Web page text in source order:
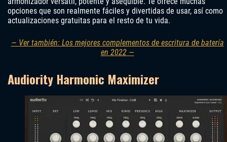
opciones que son realmente fáciles y divertidas de usar, así como
actualizaciones gratuitas para el resto de tu vida.
— Ver también: Los mejores complementos de escritura de batería
en 2022 —
Audiority Harmonic Maximizer